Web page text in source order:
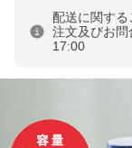
配送に関す
注文及びお
17:00